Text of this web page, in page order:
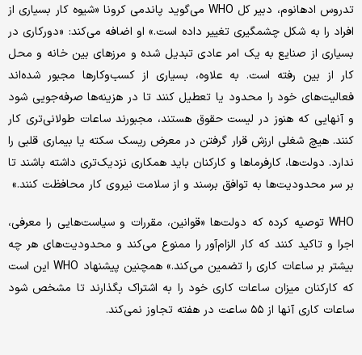
تدروس ادهانوم، دبیر کل WHO می‌گوید پاندمی کرونا «شیوه کار بسیاری از
افراد را به شکل چشمگیری تغییر داده است.» او اضافه می‌کند: «دورکاری در
بسیاری از صنایع به یک امر عادی تبدیل شده و مرزهای بین خانه و محل
کار از بین رفته است. به علاوه، بسیاری از کسب‌وکارها مجبور شده‌اند
فعالیت‌های خود را محدود یا تعطیل کنند تا در هزینه‌ها صرفه‌جویی شود
و آنهایی که هنوز در لیست حقوق هستند، مجبورند ساعات طولانی‌تری کار
کنند. هیچ شغلی ارزش قرار گرفتن در معرض ریسک سکته یا بیماری قلبی را
ندارد. دولت‌ها، کارفرماها و کارکنان باید همکاری نزدیک‌تری داشته باشند تا
بر سر محدودیت‌ها به توافق برسند و از سلامت نیروی کار محافظت کنند.»
WHO توصیه کرده که دولت‌ها «قوانین، مقررات و سیاست‌هایی را معرفی،
اجرا و تاکید کنند که کار الزام‌آور را ممنوع می‌کند و محدودیت‌های هر چه
بیشتر بر ساعات کاری را تضمین می‌کند.» همچنین پیشنهاد WHO این است
که کارکنان میزان ساعات کاری خود را به اشتراک بگذارند تا مشخص شود
ساعات کاری آنها از ۵۵ ساعت در هفته تجاوز نمی‌کند.